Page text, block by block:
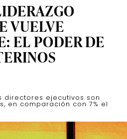
VUELVE
EL PODER DE
directores ejecutivos son
en comparación con 7% el